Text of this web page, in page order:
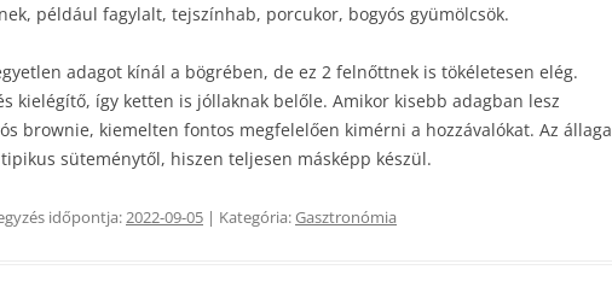
például fagylalt, tejszínhab, porcukor, bogyós gyümölcsök.
adagot kínál a bögrében, de ez 2 felnőttnek is tökéletesen elég.
kielégítő, így ketten is jóllaknak belőle. Amikor kisebb adagban lesz
brownie, kiemelten fontos megfelelően kimérni a hozzávalókat. Az állaga
süteménytől, hiszen teljesen másképp készül.
időpontja:2022-09-05 | Kategória:Gasztronómia